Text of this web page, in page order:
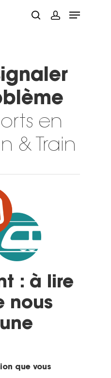
en
& Train
: à lire
nous
que vous